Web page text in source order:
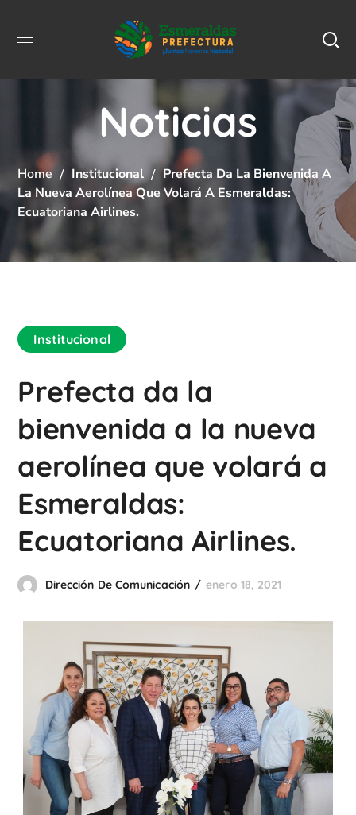
Noticias
Home Institucional
Prefecta Da La Bienvenida A
La Nueva Aerolínea Que Volará A Esmeraldas:
Ecuatoriana Airlines.
Institucional
Prefecta da la
bienvenida a la nueva
aerolínea que volará a
Esmeraldas:
Ecuatoriana Airlines.
Dirección De Comunicación enero 18, 2021